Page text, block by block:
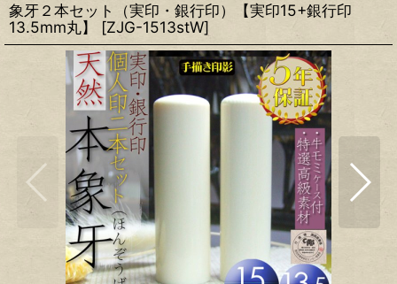
象牙２本セット（実印・銀行印）【実印15+銀行印
13.5mm丸】
[ZJG-1513stW]